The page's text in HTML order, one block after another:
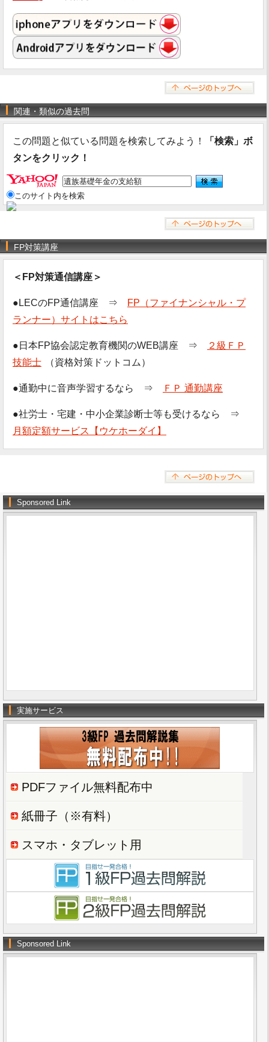
関連・類似の過去問
この問題と似ている問題を検索してみよう！
「検索」ボ
タンをクリック！
このサイト内を検索
FP対策講座
＜FP対策通信講座＞
●LECのFP通信講座 ⇒
FP（ファイナンシャル・プ
ランナー）サイトはこちら
●日本FP協会認定教育機関のWEB講座 ⇒
２級ＦＰ
技能士
（資格対策ドットコム）
●通勤中に音声学習するなら ⇒ ＦＰ 通勤講座
●社労士・宅建・中小企業診断士等も受けるなら ⇒
月額定額サービス【ウケホーダイ】
Sponsored Link
実施サービス
PDFファイル無料配布中
紙冊子（※有料）
スマホ・タブレット用
Sponsored Link